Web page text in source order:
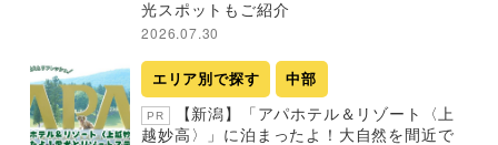
光スポットもご紹介
2026.07.30
エリア別で探す 中部
PR
【新潟】「アパホテル＆リゾート〈上
越妙高〉」に泊まったよ！大自然を間近で